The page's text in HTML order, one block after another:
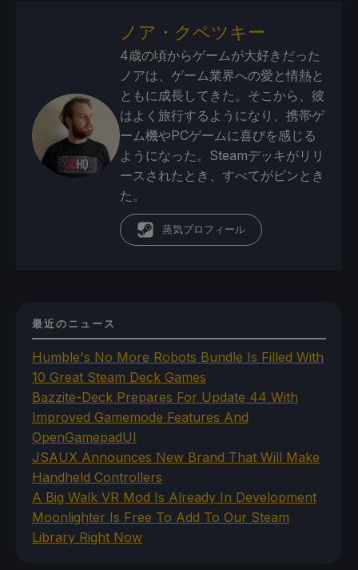
ノア・クペツキー
4歳の頃からゲームが大好きだった
ノアは、ゲーム業界への愛と情熱と
ともに成長してきた。そこから、彼
はよく旅行するようになり、携帯ゲ
ーム機やPCゲームに喜びを感じる
ようになった。Steamデッキがリリ
ースされたとき、すべてがピンとき
た。
蒸気プロフィール
最近のニュース
Humble's No More Robots Bundle Is Filled With
10 Great Steam Deck Games
Bazzite-Deck Prepares For Update 44 With
Improved Gamemode Features And
OpenGamepadUI
JSAUX Announces New Brand That Will Make
Handheld Controllers
A Big Walk VR Mod Is Already In Development
Moonlighter Is Free To Add To Our Steam
Library Right Now